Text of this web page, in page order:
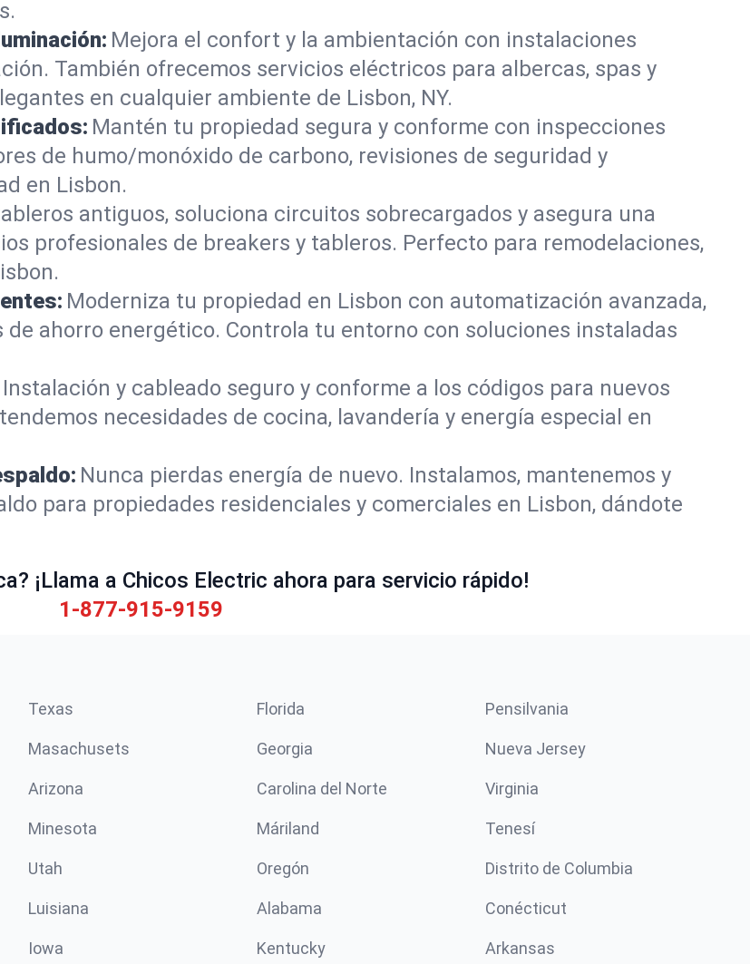
Mejora el confort y la ambientación con instalaciones
También ofrecemos servicios eléctricos para albercas, spas y
en cualquier ambiente de Lisbon, NY.
Mantén tu propiedad segura y conforme con inspecciones
de humo/monóxido de carbono, revisiones de seguridad y
en Lisbon.
antiguos, soluciona circuitos sobrecargados y asegura una
profesionales de breakers y tableros. Perfecto para remodelaciones,
Moderniza tu propiedad en Lisbon con automatización avanzada,
ahorro energético. Controla tu entorno con soluciones instaladas
Instalación y cableado seguro y conforme a los códigos para nuevos
necesidades de cocina, lavandería y energía especial en
Nunca pierdas energía de nuevo. Instalamos, mantenemos y
para propiedades residenciales y comerciales en Lisbon, dándote
¡Llama a Chicos Electric ahora para servicio rápido!
1-877-915-9159
Texas Florida Pensilvania
Masachusets Georgia Nueva Jersey
Arizona Carolina del Norte Virginia
Minesota Máriland Tenesí
Utah Oregón Distrito de Columbia
Luisiana Alabama Conécticut
Iowa Kentucky Arkansas